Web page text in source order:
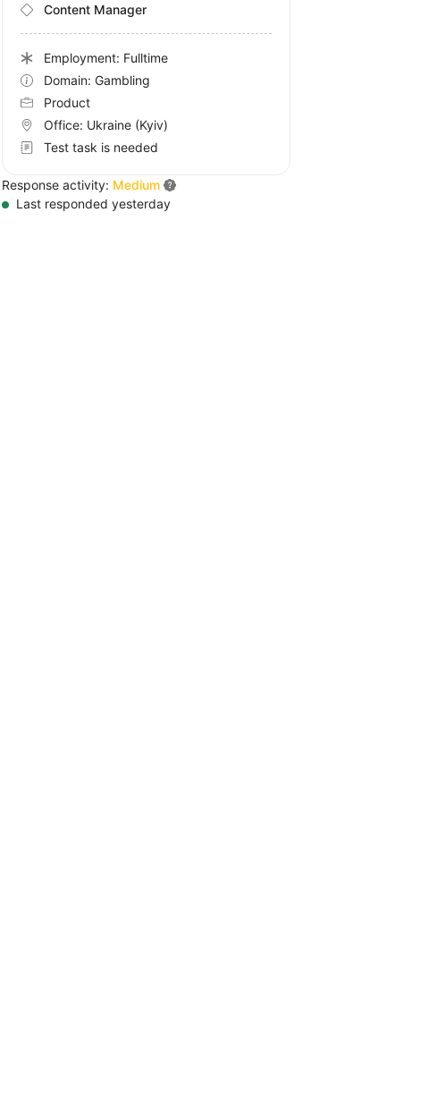
Content Manager
Employment: Fulltime
Domain: Gambling
Product
Office: Ukraine (Kyiv)
Test task is needed
Response activity: Medium
Last responded yesterday